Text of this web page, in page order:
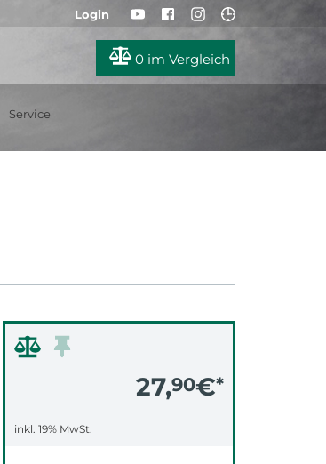
Login
0 im Vergleich
Service
27,90€*
inkl. 19% MwSt.